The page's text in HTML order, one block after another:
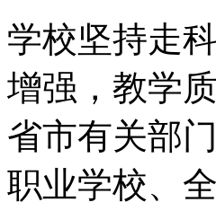
学校坚持走
增强，教学
省市有关部
职业学校、